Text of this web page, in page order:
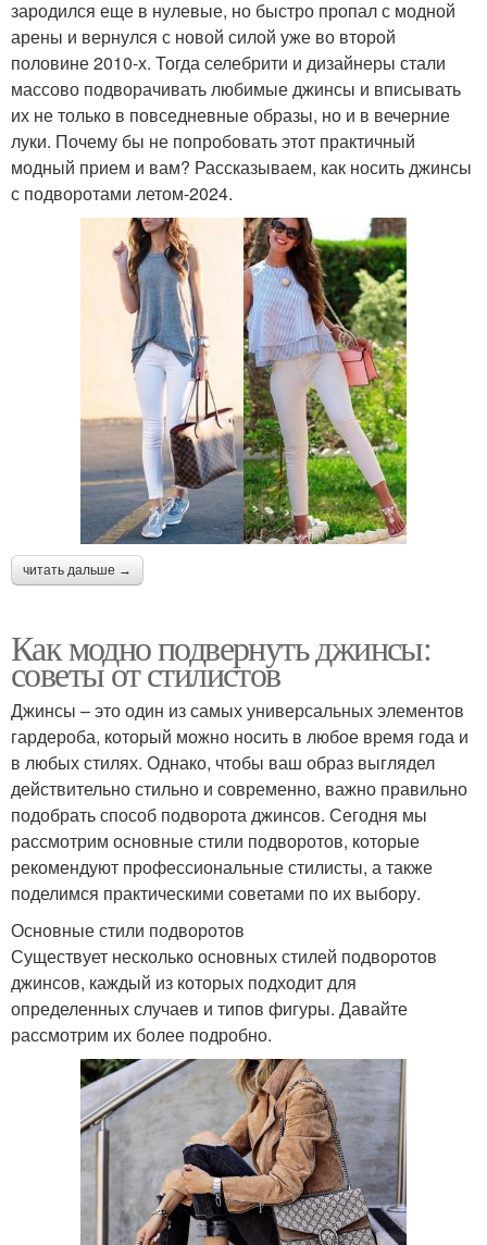
зародился еще в нулевые, но быстро пропал с модной
арены и вернулся с новой силой уже во второй
половине 2010-х. Тогда селебрити и дизайнеры стали
массово подворачивать любимые джинсы и вписывать
их не только в повседневные образы, но и в вечерние
луки. Почему бы не попробовать этот практичный
модный прием и вам? Рассказываем, как носить джинсы
с подворотами летом-2024.
читать дальше →
Как модно подвернуть джинсы:
советы от стилистов
Джинсы – это один из самых универсальных элементов
гардероба, который можно носить в любое время года и
в любых стилях. Однако, чтобы ваш образ выглядел
действительно стильно и современно, важно правильно
подобрать способ подворота джинсов. Сегодня мы
рассмотрим основные стили подворотов, которые
рекомендуют профессиональные стилисты, а также
поделимся практическими советами по их выбору.
Основные стили подворотов
Существует несколько основных стилей подворотов
джинсов, каждый из которых подходит для
определенных случаев и типов фигуры. Давайте
рассмотрим их более подробно.